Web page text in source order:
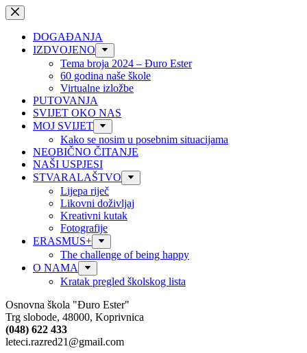
Preskoči
na
sadržajDOGAĐANJA
IZDVOJENO
Tema broja 2024 – Đuro Ester
60 godina naše škole
Virtualne izložbe
PUTOVANJA
SVIJET OKO NAS
MOJ SVIJET
Kako se nosim u posebnim situacijama
NEOBIČNO ČITANJE
NAŠI USPJESI
STVARALAŠTVO
Lijepa riječ
Likovni doživljaj
Kreativni kutak
Fotografije
ERASMUS+
The challenge of being happy
O NAMA
Kratak pregled školskog lista
Osnovna škola "Đuro Ester"
Trg slobode, 48000, Koprivnica
(048) 622 433
leteci.razred21@gmail.com